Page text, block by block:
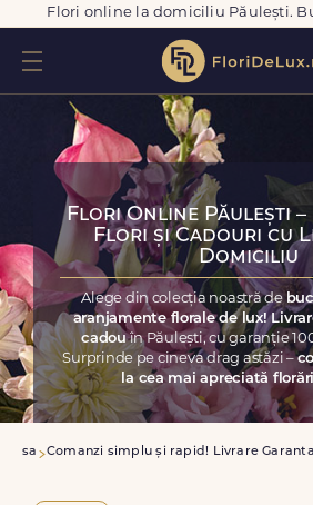
Flori online la domiciliu Păulești.
Flori Online Păulești –
Flori și Cadouri cu
Domiciliu
Alege din colecția noastră de
aranjamente florale de lux!
cadouîn Păulești, cu garanție
Surprinde pe cineva drag astăzi –
la cea mai apreciată
Comanzi simplu și rapid! Livrare